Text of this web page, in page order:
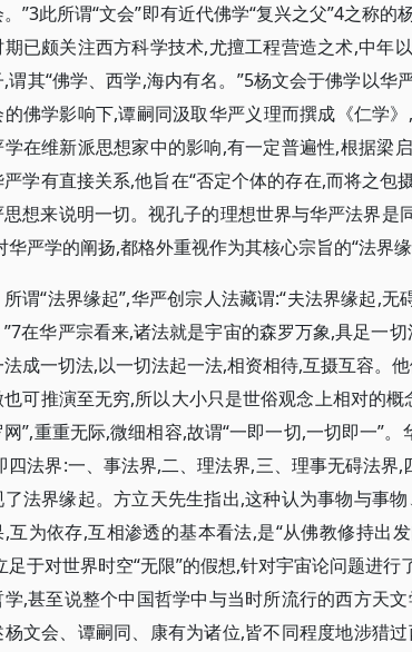
”3此所谓“文会”即有近代佛学“复兴之父”4之称
期已颇关注西方科学技术,尤擅工程营造之术,中年
,谓其“佛学、西学,海内有名。”5杨文会于佛学以
的佛学影响下,谭嗣同汲取华严义理而撰成《仁学
学在维新派思想家中的影响,有一定普遍性,根据梁
学有直接关系,他旨在“否定个体的存在,而将之包
想来说明一切。视孔子的理想世界与华严法界是
华严学的阐扬,都格外重视作为其核心宗旨的“法界缘
所谓“法界缘起”,华严创宗人法藏谓:“夫法界缘起,
在华严宗看来,诸法就是宇宙的森罗万象,具足一
法成一切法,以一切法起一法,相资相待,互摄互容。
可推演至无穷,所以大小只是世俗观念上相对的
网”,重重无际,微细相容,故谓“一即一切,一切即一”
四法界:一、事法界,二、理法界,三、理事无碍法
了法界缘起。方立天先生指出,这种认为事物与事
,互为依存,互相渗透的基本看法,是“从佛教修持出
足于对世界时空“无限”的假想,针对宇宙论问题进
学,甚至说整个中国哲学中与当时所流行的西方天
杨文会、谭嗣同、康有为诸位,皆不同程度地涉猎